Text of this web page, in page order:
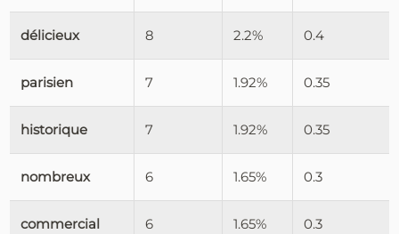
délicieux 8 2.2% 0.4
parisien 7 1.92% 0.35
historique 7 1.92% 0.35
nombreux 6 1.65% 0.3
commercial 6 1.65% 0.3